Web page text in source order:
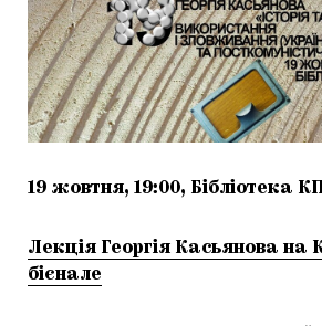
19 жовтня, 19:00, Бібліотека
Лекція Георгія Касьянова на
бієнале